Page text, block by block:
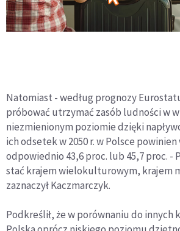
Natomiast - według prognozy
próbować utrzymać zasób ludności w
niezmienionym poziomie dzięki
ich odsetek w 2050 r. w Polsce powinien
odpowiednio 43,6 proc. lub 45,7 proc. -
stać krajem wielokulturowym, krajem
zaznaczył Kaczmarczyk.
Podkreślił, że w porównaniu do innych